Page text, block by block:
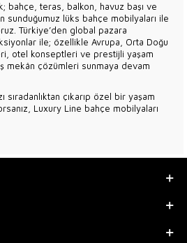
bahçe, teras, balkon, havuz başı ve
sunduğumuz lüks bahçe mobilyaları ile
Türkiye’den global pazara
ile; özellikle Avrupa, Orta Doğu
otel konseptleri ve prestijli yaşam
mekân çözümleri sunmaya devam
sıradanlıktan çıkarıp özel bir yaşam
Luxury Line bahçe mobilyaları